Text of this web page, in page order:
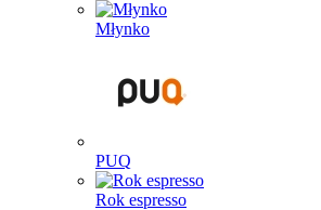
Młynko
PUQ
Rok espresso